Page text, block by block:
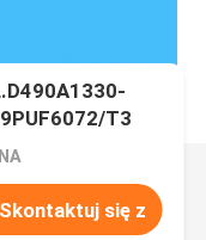
T3
Skontaktuj się z